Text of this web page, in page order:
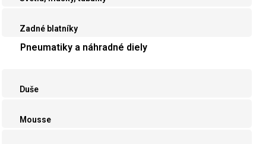
Zadné blatníky
Pneumatiky a náhradné diely
Duše
Mousse